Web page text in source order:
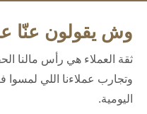
وش يقولون عنّا
ثقة العملاء هي رأس مالنا
وتجارب عملاءنا اللي
اليومية.